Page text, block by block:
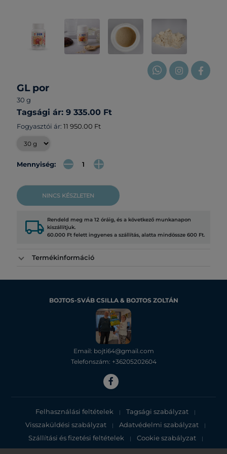
GL por
30 g
Tagsági ár: 9 335.00 Ft
Fogyasztói ár: 11 950.00 Ft
Mennyiség:
NINCS KÉSZLETEN
local_shipping Rendeld meg ma 12 óráig, és a következő munkanapon
kiszállítjuk.
60.000 Ft felett ingyenes a szállítás, alatta mindössze 600 Ft.
Termékinformáció
BOJTOS-SVÁB CSILLA & BOJTOS ZOLTÁN
Email: bojti64@gmail.com
Telefonszám: +36205202604
Felhasználási feltételek | Tagsági szabályzat |
Visszaküldési szabályzat | Adatvédelmi szabályzat |
Szállítási és fizetési feltételek | Cookie szabályzat |
Adatvédelmi tájékoztató